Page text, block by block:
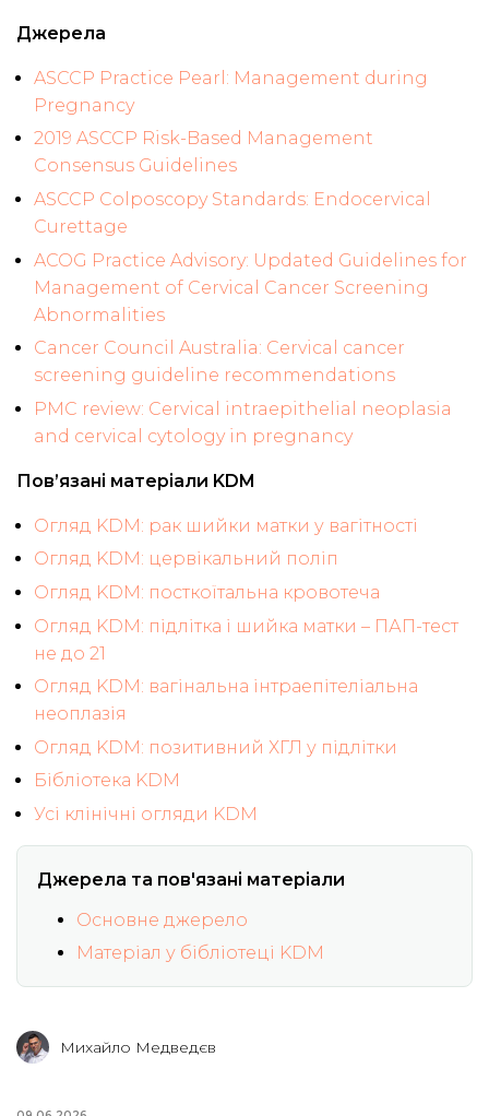
Джерела
ASCCP Practice Pearl: Management during
Pregnancy
2019 ASCCP Risk-Based Management
Consensus Guidelines
ASCCP Colposcopy Standards: Endocervical
Curettage
ACOG Practice Advisory: Updated Guidelines for
Management of Cervical Cancer Screening
Abnormalities
Cancer Council Australia: Cervical cancer
screening guideline recommendations
PMC review: Cervical intraepithelial neoplasia
and cervical cytology in pregnancy
Пов’язані матеріали KDM
Огляд KDM: рак шийки матки у вагітності
Огляд KDM: цервікальний поліп
Огляд KDM: посткоїтальна кровотеча
Огляд KDM: підлітка і шийка матки – ПАП-тест
не до 21
Огляд KDM: вагінальна інтраепітеліальна
неоплазія
Огляд KDM: позитивний ХГЛ у підлітки
Бібліотека KDM
Усі клінічні огляди KDM
Джерела та пов'язані матеріали
Основне джерело
Матеріал у бібліотеці KDM
Михайло Медведєв